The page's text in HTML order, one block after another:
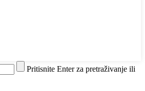
Pritisnite Enter za pretraživanje ili